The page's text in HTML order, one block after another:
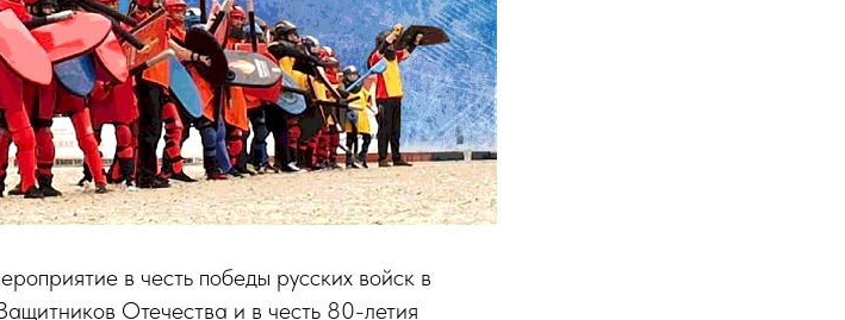
в честь победы русских войск в
Отечества и в честь 80-летия